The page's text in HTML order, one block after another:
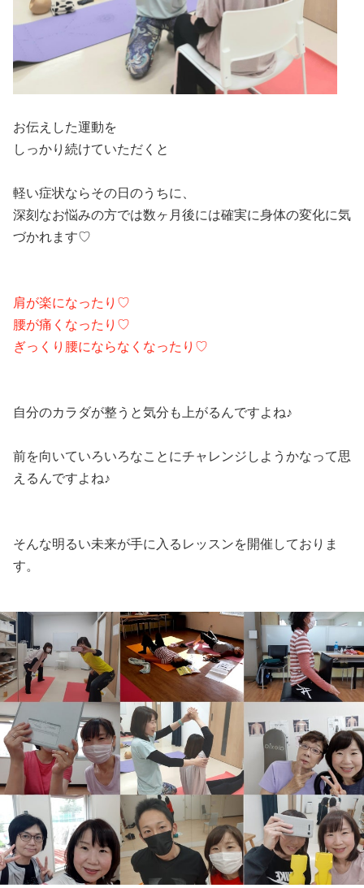
お伝えした運動を
しっかり続けていただくと
軽い症状ならその日のうちに、
深刻なお悩みの方では数ヶ月後には確実に身体の変化に気
づかれます♡
肩が楽になったり♡
腰が痛くなったり♡
ぎっくり腰にならなくなったり♡
自分のカラダが整うと気分も上がるんですよね♪
前を向いていろいろなことにチャレンジしようかなって思
えるんですよね♪
そんな明るい未来が手に入るレッスンを開催しておりま
す。